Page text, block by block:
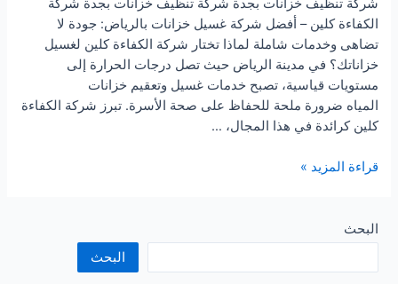
شركة تنظيف خزانات بجدة شركة تنظيف خزانات بجدة شركة
الكفاءة كلين – أفضل شركة غسيل خزانات بالرياض: جودة لا
تضاهى وخدمات شاملة لماذا تختار شركة الكفاءة كلين لغسيل
خزاناتك؟ في مدينة الرياض حيث تصل درجات الحرارة إلى
مستويات قياسية، تصبح خدمات غسيل وتعقيم خزانات
المياه ضرورة ملحة للحفاظ على صحة الأسرة. تبرز شركة الكفاءة
كلين كرائدة في هذا المجال، …
شركة
بجدة
قراءة المزيد »
البحث
البحث